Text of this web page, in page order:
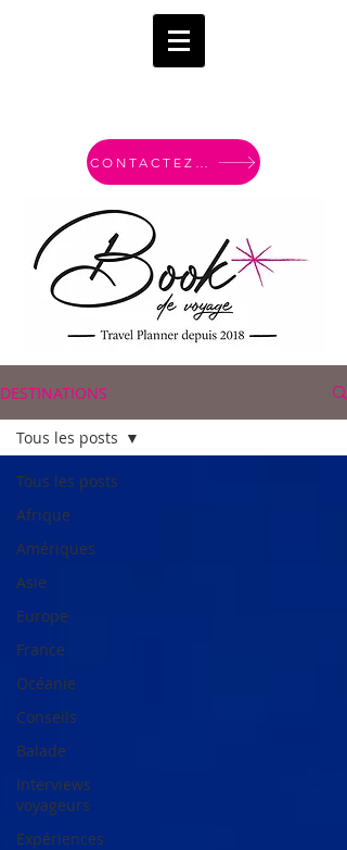
DESTINATIONS
Tous les posts
Afrique
Amériques
Asie
Europe
France
Océanie
Conseils
Balade
Interviews
voyageurs
Expériences
Tous les posts